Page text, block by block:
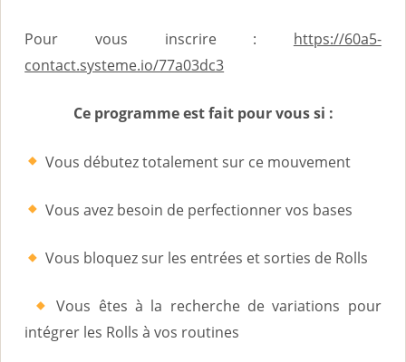
Pour vous inscrire : https://60a5-
contact.systeme.io/77a03dc3
Ce programme est fait pour vous si :
Vous débutez totalement sur ce mouvement
Vous avez besoin de perfectionner vos bases
Vous bloquez sur les entrées et sorties de Rolls
Vous êtes à la recherche de variations pour
intégrer les Rolls à vos routines